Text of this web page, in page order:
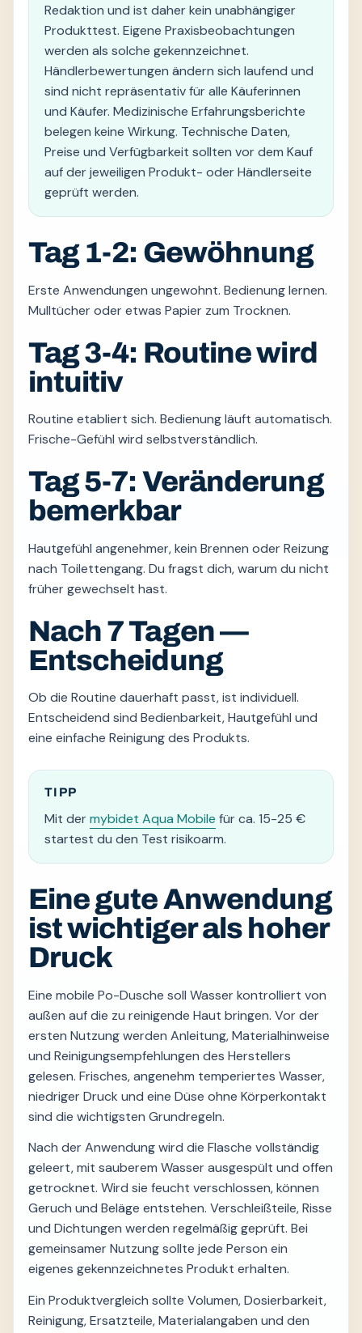
Redaktion und ist daher kein unabhängiger
Produkttest. Eigene Praxisbeobachtungen
werden als solche gekennzeichnet.
Händlerbewertungen ändern sich laufend und
sind nicht repräsentativ für alle Käuferinnen
und Käufer. Medizinische Erfahrungsberichte
belegen keine Wirkung. Technische Daten,
Preise und Verfügbarkeit sollten vor dem Kauf
auf der jeweiligen Produkt- oder Händlerseite
geprüft werden.
Tag 1-2: Gewöhnung
Erste Anwendungen ungewohnt. Bedienung lernen.
Mulltücher oder etwas Papier zum Trocknen.
Tag 3-4: Routine wird
intuitiv
Routine etabliert sich. Bedienung läuft automatisch.
Frische-Gefühl wird selbstverständlich.
Tag 5-7: Veränderung
bemerkbar
Hautgefühl angenehmer, kein Brennen oder Reizung
nach Toilettengang. Du fragst dich, warum du nicht
früher gewechselt hast.
Nach 7 Tagen —
Entscheidung
Ob die Routine dauerhaft passt, ist individuell.
Entscheidend sind Bedienbarkeit, Hautgefühl und
eine einfache Reinigung des Produkts.
TIPP
Mit der mybidet Aqua Mobile für ca. 15-25 €
startest du den Test risikoarm.
Eine gute Anwendung
ist wichtiger als hoher
Druck
Eine mobile Po-Dusche soll Wasser kontrolliert von
außen auf die zu reinigende Haut bringen. Vor der
ersten Nutzung werden Anleitung, Materialhinweise
und Reinigungsempfehlungen des Herstellers
gelesen. Frisches, angenehm temperiertes Wasser,
niedriger Druck und eine Düse ohne Körperkontakt
sind die wichtigsten Grundregeln.
Nach der Anwendung wird die Flasche vollständig
geleert, mit sauberem Wasser ausgespült und offen
getrocknet. Wird sie feucht verschlossen, können
Geruch und Beläge entstehen. Verschleißteile, Risse
und Dichtungen werden regelmäßig geprüft. Bei
gemeinsamer Nutzung sollte jede Person ein
eigenes gekennzeichnetes Produkt erhalten.
Ein Produktvergleich sollte Volumen, Dosierbarkeit,
Reinigung, Ersatzteile, Materialangaben und den